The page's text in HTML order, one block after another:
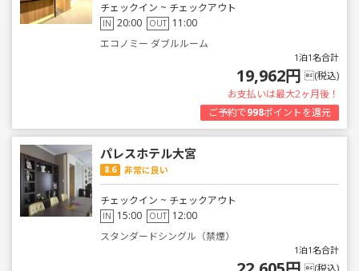
チェックイン ~ チェックアウト
IN 20:00 OUT 11:00
エコノミー ダブルルーム
1泊1名合計
19,962円 (税込)
お支払いは最大2ヶ月後！
ご予約で998ポイントを還元
パレスホテル大宮
8.6 非常に良い
チェックイン ~ チェックアウト
IN 15:00 OUT 12:00
スタンダードシングル（禁煙）
1泊1名合計
(税込)